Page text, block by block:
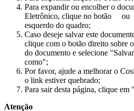
Para expandir ou encolher o
Eletrônico, clique no botão
ou
esquerdo do quadro;
Caso deseje salvar este
clique com o botão direito sobre
do documento e selecione
como";
Por favor, ajude a melhorar o
o link estiver quebrado;
Para sair desta página, clique em
Atenção